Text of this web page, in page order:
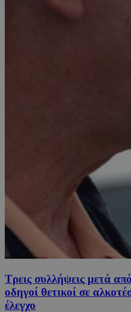
Τρεις συλλήψεις μετά
οδηγοί θετικοί σε
έλεγχο